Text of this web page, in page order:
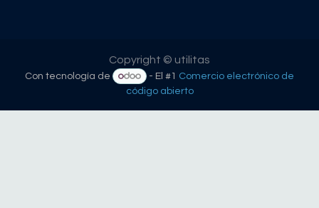
Copyright © utilitas
Con tecnología de - El #1 Comercio electrónico de
código abierto